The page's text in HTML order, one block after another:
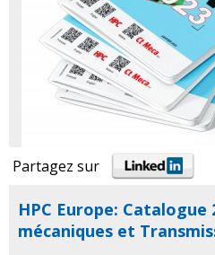
Partagez sur
HPC Europe: Catalogue
mécaniques et